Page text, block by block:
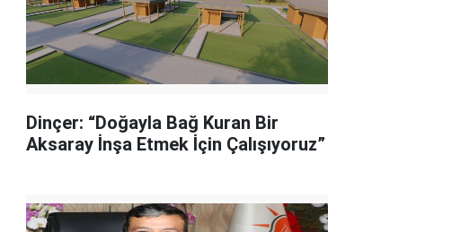
Dinçer: “Doğayla Bağ Kuran Bir
Aksaray İnşa Etmek İçin Çalışıyoruz”